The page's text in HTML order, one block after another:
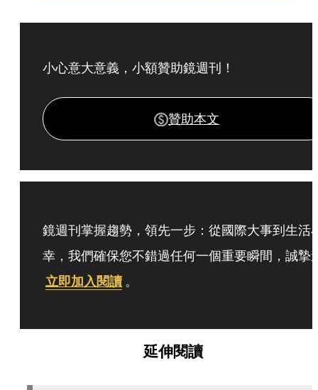
小心意大意義，小額贊助鏡週刊！
贊助本文
鏡週刊掌握趨勢，領先一步：從國際大事到生活
幸，我們確保您不錯過任何一個重要瞬間，誠摯
立即加入閱讀 。
延伸閱讀